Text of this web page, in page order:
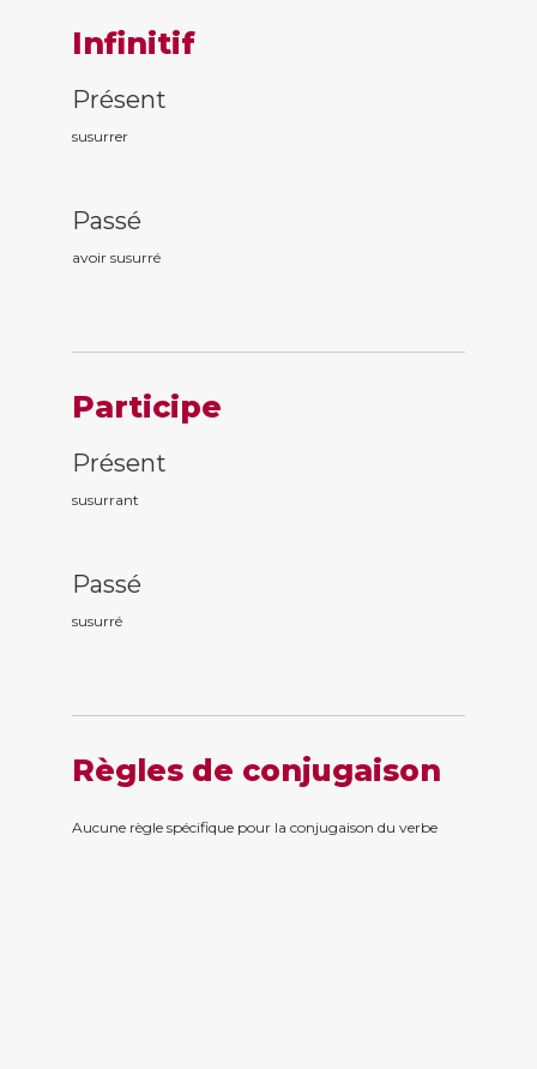
Infinitif
Présent
susurrer
Passé
avoir susurré
Participe
Présent
susurrant
Passé
susurré
Règles de conjugaison
Aucune règle spécifique pour la conjugaison du verbe